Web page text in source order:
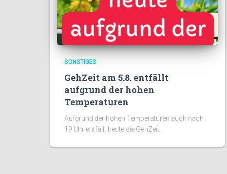
SONSTIGES
GehZeit am 5.8. entfällt
aufgrund der hohen
Temperaturen
Aufgrund der hohen Temperaturen auch nach
19 Uhr entfällt heute die GehZeit.